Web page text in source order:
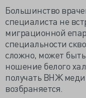
Большинство
специалиста не
миграционной
специальности
сложно, может
ношение белого
получать ВНЖ
возбраняется.